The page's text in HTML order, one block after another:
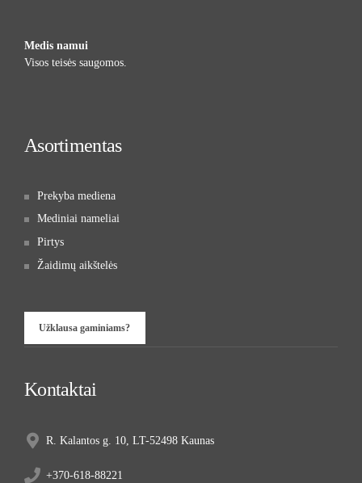
Medis namui
Visos teisės saugomos.
Asortimentas
Prekyba mediena
Mediniai nameliai
Pirtys
Žaidimų aikštelės
Užklausa gaminiams?
Kontaktai
R. Kalantos g. 10, LT-52498 Kaunas
+370-618-88221